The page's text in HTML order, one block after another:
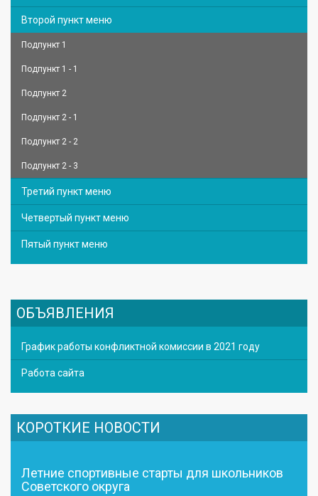
Второй пункт меню
Подпункт 1
Подпункт 1 - 1
Подпункт 2
Подпункт 2 - 1
Подпункт 2 - 2
Подпункт 2 - 3
Третий пункт меню
Четвертый пункт меню
Пятый пункт меню
ОБЪЯВЛЕНИЯ
График работы конфликтной комиссии в 2021 году
Работа сайта
КОРОТКИЕ НОВОСТИ
Летние спортивные старты для школьников
Советского округа